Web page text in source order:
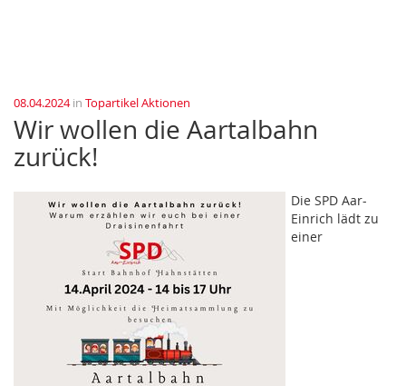
08.04.2024 in Topartikel Aktionen
Wir wollen die Aartalbahn
zurück!
Die SPD Aar-
Einrich lädt zu
einer